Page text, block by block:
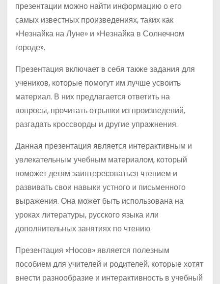
презентации можно найти информацию о его
самых известных произведениях, таких как
«Незнайка на Луне» и «Незнайка в Солнечном
городе».
Презентация включает в себя также задания для
учеников, которые помогут им лучше усвоить
материал. В них предлагается ответить на
вопросы, прочитать отрывки из произведений,
разгадать кроссворды и другие упражнения.
Данная презентация является интерактивным и
увлекательным учебным материалом, который
поможет детям заинтересоваться чтением и
развивать свои навыки устного и письменного
выражения. Она может быть использована на
уроках литературы, русского языка или
дополнительных занятиях по чтению.
Презентация «Носов» является полезным
пособием для учителей и родителей, которые хотят
внести разнообразие и интерактивность в учебный